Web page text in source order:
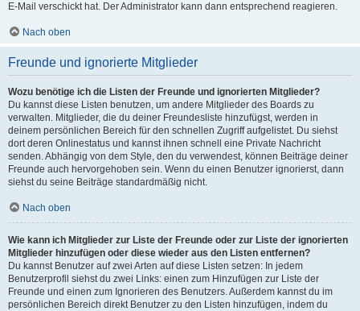
E-Mail verschickt hat. Der Administrator kann dann entsprechend reagieren.
Nach oben
Freunde und ignorierte Mitglieder
Wozu benötige ich die Listen der Freunde und ignorierten Mitglieder?
Du kannst diese Listen benutzen, um andere Mitglieder des Boards zu
verwalten. Mitglieder, die du deiner Freundesliste hinzufügst, werden in
deinem persönlichen Bereich für den schnellen Zugriff aufgelistet. Du siehst
dort deren Onlinestatus und kannst ihnen schnell eine Private Nachricht
senden. Abhängig von dem Style, den du verwendest, können Beiträge deiner
Freunde auch hervorgehoben sein. Wenn du einen Benutzer ignorierst, dann
siehst du seine Beiträge standardmäßig nicht.
Nach oben
Wie kann ich Mitglieder zur Liste der Freunde oder zur Liste der ignorierten
Mitglieder hinzufügen oder diese wieder aus den Listen entfernen?
Du kannst Benutzer auf zwei Arten auf diese Listen setzen: In jedem
Benutzerprofil siehst du zwei Links: einen zum Hinzufügen zur Liste der
Freunde und einen zum Ignorieren des Benutzers. Außerdem kannst du im
persönlichen Bereich direkt Benutzer zu den Listen hinzufügen, indem du